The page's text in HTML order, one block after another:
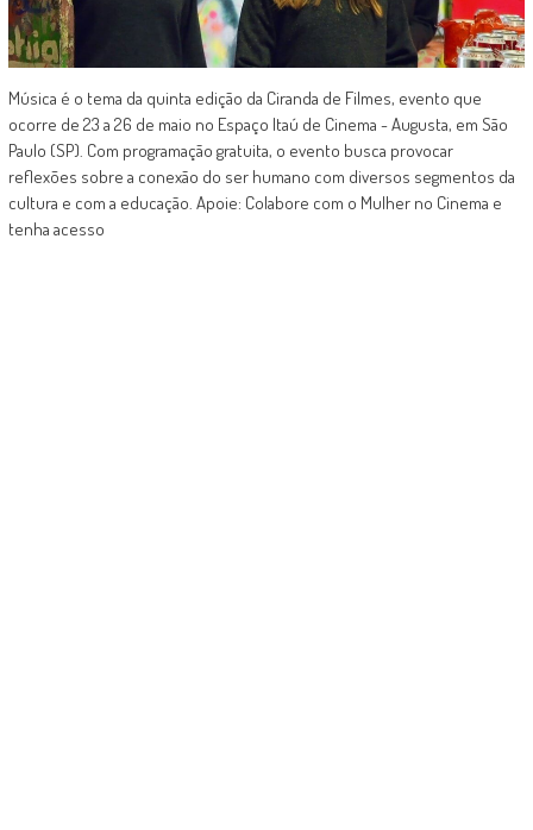
Música é o tema da quinta edição da Ciranda de Filmes, evento que
ocorre de 23 a 26 de maio no Espaço Itaú de Cinema - Augusta, em São
Paulo (SP). Com programação gratuita, o evento busca provocar
reflexões sobre a conexão do ser humano com diversos segmentos da
cultura e com a educação. Apoie: Colabore com o Mulher no Cinema e
tenha acesso